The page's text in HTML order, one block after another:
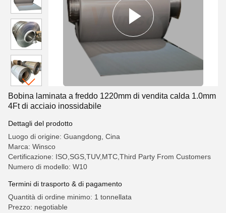
Bobina laminata a freddo 1220mm di vendita calda 1.0mm
4Ft di acciaio inossidabile
Dettagli del prodotto
Luogo di origine: Guangdong, Cina
Marca: Winsco
Certificazione: ISO,SGS,TUV,MTC,Third Party From Customers
Numero di modello: W10
Termini di trasporto & di pagamento
Quantità di ordine minimo: 1 tonnellata
Prezzo: negotiable